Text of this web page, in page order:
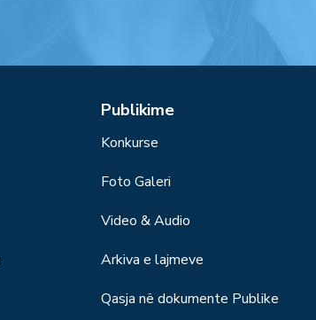
Publikime
Konkurse
Foto Galeri
Video & Audio
Arkiva e lajmeve
Qasja në dokumente Publike